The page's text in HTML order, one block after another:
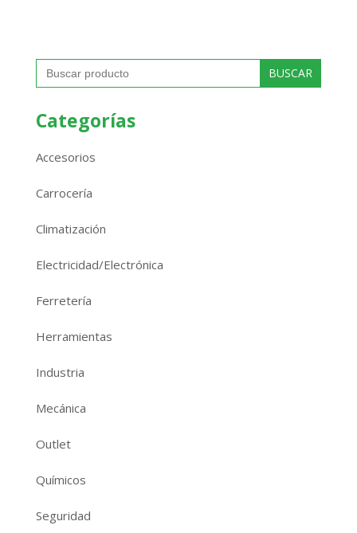
Buscar:
Categorías
Accesorios
Carrocería
Climatización
Electricidad/Electrónica
Ferretería
Herramientas
Industria
Mecánica
Outlet
Químicos
Seguridad